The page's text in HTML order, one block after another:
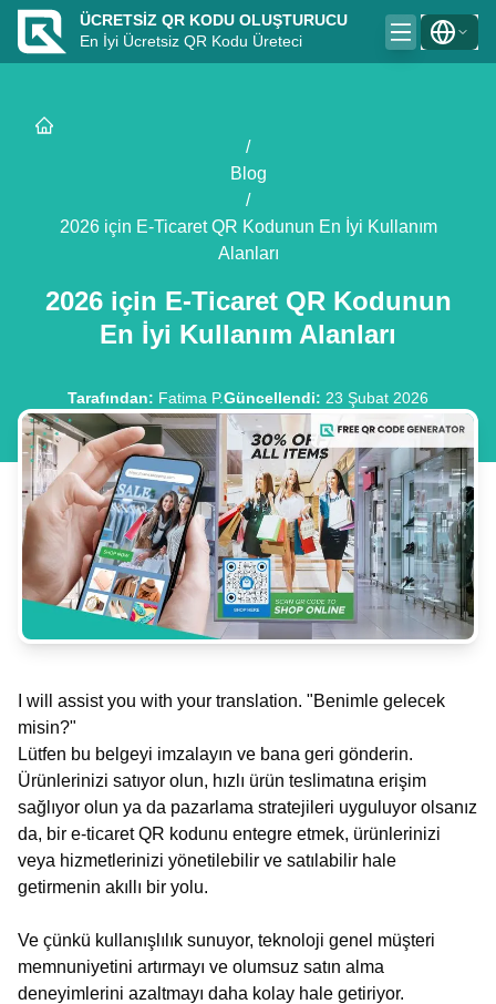
ÜCRETSIZ QR KODU OLUŞTURUCU
En İyi Ücretsiz QR Kodu Üreteci
/
Blog
/
2026 için E-Ticaret QR Kodunun En İyi Kullanım
Alanları
2026 için E-Ticaret QR Kodunun
En İyi Kullanım Alanları
Tarafından: Fatima P.Güncellendi: 23 Şubat 2026
I will assist you with your translation. "Benimle gelecek
misin?"
Lütfen bu belgeyi imzalayın ve bana geri gönderin.
Ürünlerinizi satıyor olun, hızlı ürün teslimatına erişim
sağlıyor olun ya da pazarlama stratejileri uyguluyor olsanız
da, bir e-ticaret QR kodunu entegre etmek, ürünlerinizi
veya hizmetlerinizi yönetilebilir ve satılabilir hale
getirmenin akıllı bir yolu.
Ve çünkü kullanışlılık sunuyor, teknoloji genel müşteri
memnuniyetini artırmayı ve olumsuz satın alma
deneyimlerini azaltmayı daha kolay hale getiriyor.